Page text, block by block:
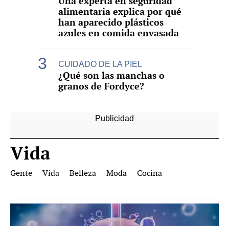
alimentaria explica por qué
han aparecido plásticos
azules en comida envasada
CUIDADO DE LA PIEL
¿Qué son las manchas o
granos de Fordyce?
Vida
Gente Vida Belleza Moda Cocina